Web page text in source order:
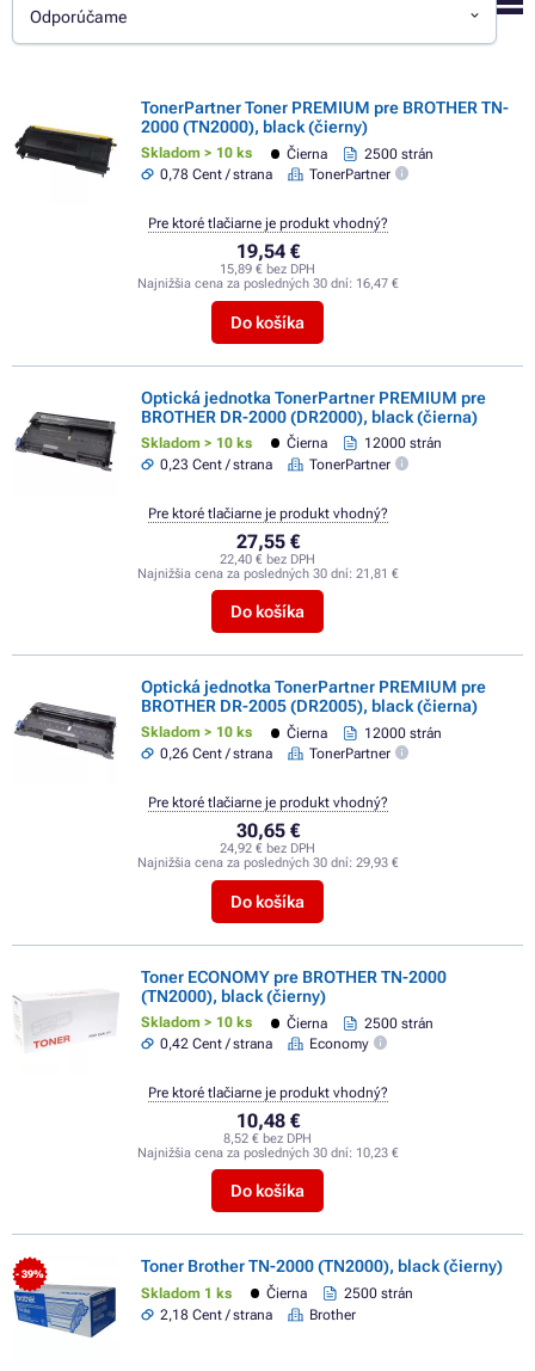
Odporúčame
TonerPartner Toner PREMIUM pre BROTHER TN-
2000 (TN2000), black (čierny)
Skladom > 10 ks Čierna
2500 strán
0,78 Cent / strana
TonerPartner
19,54 €
15,89 € bez DPH
Najnižšia cena za posledných 30 dní: 16,47 €
Do košíka
Pre ktoré tlačiarne je produkt vhodný?
Optická jednotka TonerPartner PREMIUM pre
BROTHER DR-2000 (DR2000), black (čierna)
Skladom > 10 ks Čierna
12000 strán
0,23 Cent / strana
TonerPartner
27,55 €
22,40 € bez DPH
Najnižšia cena za posledných 30 dní: 21,81 €
Do košíka
Pre ktoré tlačiarne je produkt vhodný?
Optická jednotka TonerPartner PREMIUM pre
BROTHER DR-2005 (DR2005), black (čierna)
Skladom > 10 ks Čierna
12000 strán
0,26 Cent / strana
TonerPartner
30,65 €
24,92 € bez DPH
Najnižšia cena za posledných 30 dní: 29,93 €
Do košíka
Pre ktoré tlačiarne je produkt vhodný?
Toner ECONOMY pre BROTHER TN-2000
(TN2000), black (čierny)
Skladom > 10 ks Čierna
2500 strán
0,42 Cent / strana
Economy
10,48 €
8,52 € bez DPH
Najnižšia cena za posledných 30 dní: 10,23 €
Do košíka
Pre ktoré tlačiarne je produkt vhodný?
- 39% Toner Brother TN-2000 (TN2000), black (čierny)
Skladom 1 ks Čierna
2500 strán
2,18 Cent / strana
Brother